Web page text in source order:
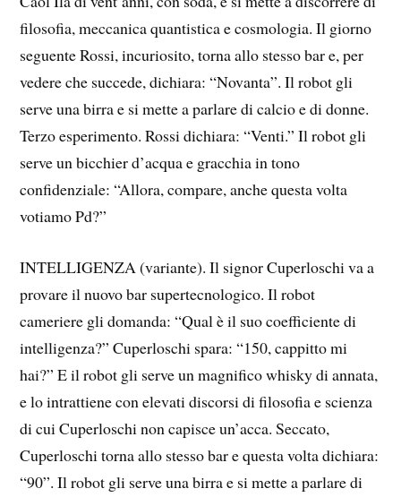
filosofia, meccanica quantistica e cosmologia. Il giorno
seguente Rossi, incuriosito, torna allo stesso bar e, per
vedere che succede, dichiara: “Novanta”. Il robot gli
serve una birra e si mette a parlare di calcio e di donne.
Terzo esperimento. Rossi dichiara: “Venti.” Il robot gli
serve un bicchier d’acqua e gracchia in tono
confidenziale: “Allora, compare, anche questa volta
votiamo Pd?”
INTELLIGENZA (variante). Il signor Cuperloschi va a
provare il nuovo bar supertecnologico. Il robot
cameriere gli domanda: “Qual è il suo coefficiente di
intelligenza?” Cuperloschi spara: “150, cappitto mi
hai?” E il robot gli serve un magnifico whisky di annata,
e lo intrattiene con elevati discorsi di filosofia e scienza
di cui Cuperloschi non capisce un’acca. Seccato,
Cuperloschi torna allo stesso bar e questa volta dichiara:
“90”. Il robot gli serve una birra e si mette a parlare di